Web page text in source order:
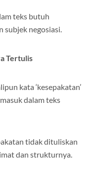
teks butuh
subjek negosiasi.
Tertulis
kata ‘kesepakatan’
dalam teks
tidak dituliskan
dan strukturnya.